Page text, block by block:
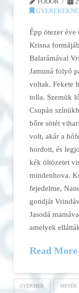
Épp ötezer
Krisna
Balarámával
Jamuná folyó
voltak. Fekete
tolla. Szemük
Csupán
bőre sötét
volt, akár a
hordott, és
kék öltözetet
mindenhova.
fejedelme,
gondját
Jasodá
amelyek
Read More
GYERMEK MESÉK